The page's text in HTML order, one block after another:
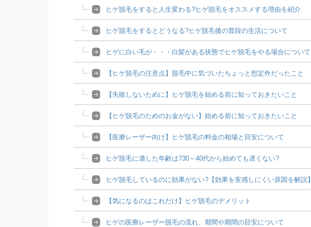
ヒゲ脱毛をすると人生変わる?ヒゲ脱毛をオススメする理由を紹介
ヒゲ脱毛をするとどうなる?ヒゲ脱毛後の普段の生活について
ヒゲに白い毛が・・・白髪がある状態でヒゲ脱毛をやる場合について
【ヒゲ脱毛の注意点】脱毛中に気づいたちょっと想定外だったこと
【失敗しないために】ヒゲ脱毛を始める前に知っておきたいこと
【ヒゲ脱毛のためのお金がない】始める前に知っておきたいこと
【医療レーザー向け】ヒゲ脱毛の料金の相場と目安について
ヒゲ脱毛に適した年齢は?30～40代から始めても遅くない?
ヒゲ脱毛しているのに効果がない?【効果を実感しにくい原因を解説】
【気になるのはこれだけ】ヒゲ脱毛のデメリット
ヒゲの医療レーザー脱毛の流れ、期間や期間の目安について